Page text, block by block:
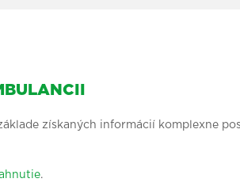
získaných informácií komplexne
.